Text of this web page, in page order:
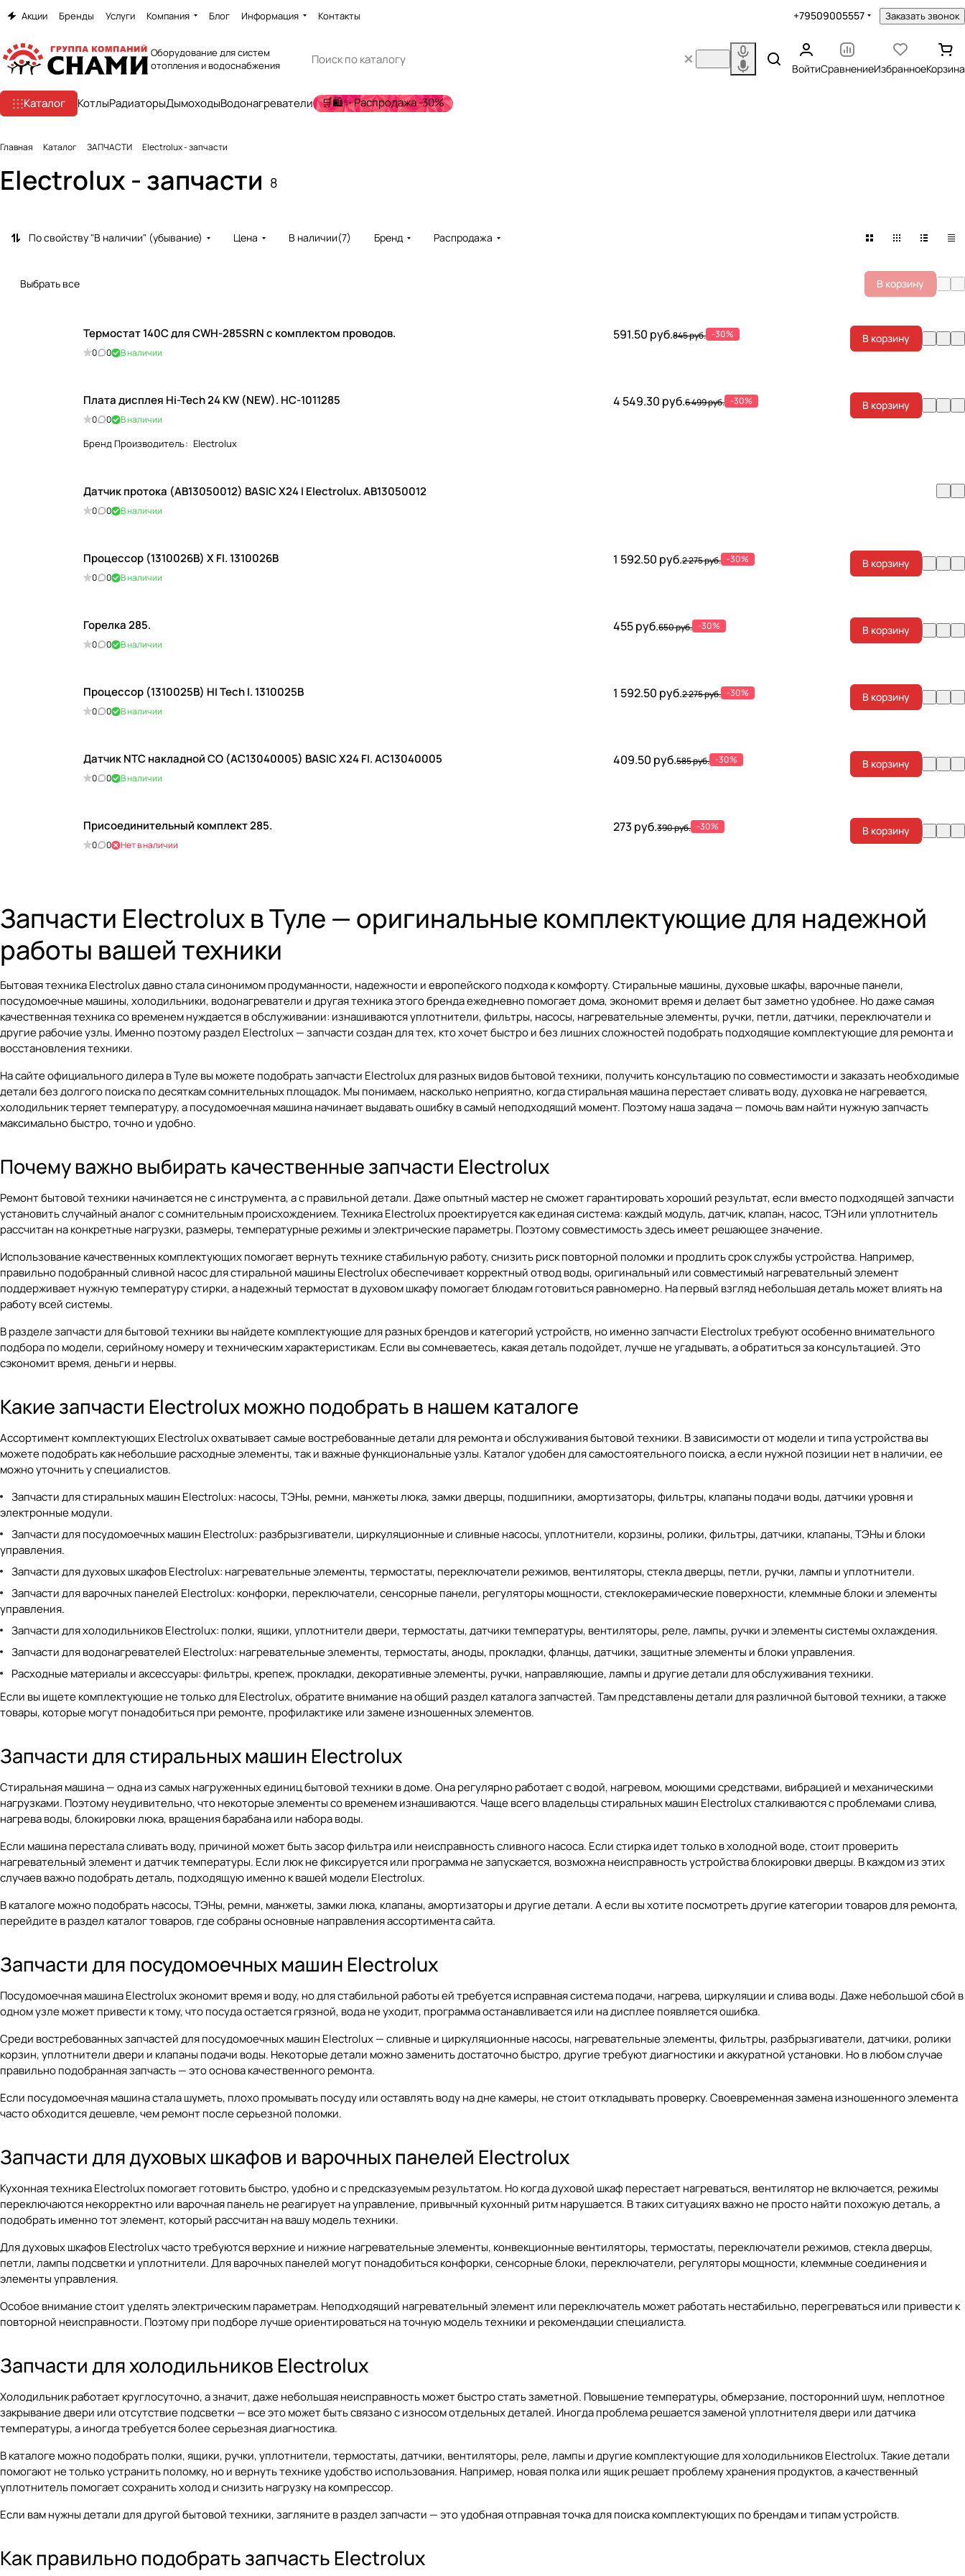
Акции Бренды Услуги Компания Блог Информация Контакты +79509005557 Заказать звонок
Оборудование для систем
отопления и водоснабжения
ВойтиСравнениеИзбранноеКорзина
Каталог КотлыРадиаторыДымоходыВодонагреватели 🛒🛍️✨ Распродажа -30%
Главная Каталог ЗАПЧАСТИ Electrolux - запчасти
Electrolux - запчасти 8
По свойству "В наличии" (убывание) Цена В наличии(7) Бренд Распродажа
Выбрать все В корзину
Термостат 140С для CWH-285SRN с комплектом проводов.
0 0 В наличии
591.50 руб.845 руб. -30% В корзину
Плата дисплея Hi-Tech 24 KW (NEW). HC-1011285
0 0 В наличии
4 549.30 руб.6 499 руб. -30% В корзину
Бренд Производитель: Electrolux
Датчик протока (АВ13050012) BASIC X24 I Electrolux. АВ13050012
0 0 В наличии
Процессор (1310026В) X FI. 1310026В
0 0 В наличии
1 592.50 руб.2 275 руб. -30% В корзину
Горелка 285.
0 0 В наличии
455 руб.650 руб. -30% В корзину
Процессор (1310025В) HI Tech I. 1310025В
0 0 В наличии
1 592.50 руб.2 275 руб. -30% В корзину
Датчик NTC накладной СО (AC13040005) BASIC X24 FI. AC13040005
0 0 В наличии
409.50 руб.585 руб. -30% В корзину
Присоединительный комплект 285.
0 0 Нет в наличии
273 руб.390 руб. -30% В корзину
Запчасти Electrolux в Туле — оригинальные комплектующие для надежной
работы вашей техники
Бытовая техника Electrolux давно стала синонимом продуманности, надежности и европейского подхода к комфорту. Стиральные машины, духовые шкафы, варочные панели,
посудомоечные машины, холодильники, водонагреватели и другая техника этого бренда ежедневно помогает дома, экономит время и делает быт заметно удобнее. Но даже самая
качественная техника со временем нуждается в обслуживании: изнашиваются уплотнители, фильтры, насосы, нагревательные элементы, ручки, петли, датчики, переключатели и
другие рабочие узлы. Именно поэтому раздел Electrolux — запчастисоздан для тех, кто хочет быстро и без лишних сложностей подобрать подходящие комплектующие для ремонта и
восстановления техники.
На сайте официального дилера в Туле вы можете подобрать запчасти Electrolux для разных видов бытовой техники, получить консультацию по совместимости и заказать необходимые
детали без долгого поиска по десяткам сомнительных площадок. Мы понимаем, насколько неприятно, когда стиральная машина перестает сливать воду, духовка не нагревается,
холодильник теряет температуру, а посудомоечная машина начинает выдавать ошибку в самый неподходящий момент. Поэтому наша задача — помочь вам найти нужную запчасть
максимально быстро, точно и удобно.
Почему важно выбирать качественные запчасти Electrolux
Ремонт бытовой техники начинается не с инструмента, а с правильной детали. Даже опытный мастер не сможет гарантировать хороший результат, если вместо подходящей запчасти
установить случайный аналог с сомнительным происхождением. Техника Electrolux проектируется как единая система: каждый модуль, датчик, клапан, насос, ТЭН или уплотнитель
рассчитан на конкретные нагрузки, размеры, температурные режимы и электрические параметры. Поэтому совместимость здесь имеет решающее значение.
Использование качественных комплектующих помогает вернуть технике стабильную работу, снизить риск повторной поломки и продлить срок службы устройства. Например,
правильно подобранный сливной насос для стиральной машины Electrolux обеспечивает корректный отвод воды, оригинальный или совместимый нагревательный элемент
поддерживает нужную температуру стирки, а надежный термостат в духовом шкафу помогает блюдам готовиться равномерно. На первый взгляд небольшая деталь может влиять на
работу всей системы.
В разделезапчасти для бытовой техники вы найдете комплектующие для разных брендов и категорий устройств, но именно запчасти Electrolux требуют особенно внимательного
подбора по модели, серийному номеру и техническим характеристикам. Если вы сомневаетесь, какая деталь подойдет, лучше не угадывать, а обратиться за консультацией. Это
сэкономит время, деньги и нервы.
Какие запчасти Electrolux можно подобрать в нашем каталоге
Ассортимент комплектующих Electrolux охватывает самые востребованные детали для ремонта и обслуживания бытовой техники. В зависимости от модели и типа устройства вы
можете подобрать как небольшие расходные элементы, так и важные функциональные узлы. Каталог удобен для самостоятельного поиска, а если нужной позиции нет в наличии, ее
можно уточнить у специалистов.
Запчасти для стиральных машин Electrolux: насосы, ТЭНы, ремни, манжеты люка, замки дверцы, подшипники, амортизаторы, фильтры, клапаны подачи воды, датчики уровня и
электронные модули.
Запчасти для посудомоечных машин Electrolux: разбрызгиватели, циркуляционные и сливные насосы, уплотнители, корзины, ролики, фильтры, датчики, клапаны, ТЭНы и блоки
управления.
Запчасти для духовых шкафов Electrolux: нагревательные элементы, термостаты, переключатели режимов, вентиляторы, стекла дверцы, петли, ручки, лампы и уплотнители.
Запчасти для варочных панелей Electrolux: конфорки, переключатели, сенсорные панели, регуляторы мощности, стеклокерамические поверхности, клеммные блоки и элементы
управления.
Запчасти для холодильников Electrolux: полки, ящики, уплотнители двери, термостаты, датчики температуры, вентиляторы, реле, лампы, ручки и элементы системы охлаждения.
Запчасти для водонагревателей Electrolux: нагревательные элементы, термостаты, аноды, прокладки, фланцы, датчики, защитные элементы и блоки управления.
Расходные материалы и аксессуары: фильтры, крепеж, прокладки, декоративные элементы, ручки, направляющие, лампы и другие детали для обслуживания техники.
Если вы ищете комплектующие не только для Electrolux, обратите внимание на общий раздел каталога запчастей. Там представлены детали для различной бытовой техники, а также
товары, которые могут понадобиться при ремонте, профилактике или замене изношенных элементов.
Запчасти для стиральных машин Electrolux
Стиральная машина — одна из самых нагруженных единиц бытовой техники в доме. Она регулярно работает с водой, нагревом, моющими средствами, вибрацией и механическими
нагрузками. Поэтому неудивительно, что некоторые элементы со временем изнашиваются. Чаще всего владельцы стиральных машин Electrolux сталкиваются с проблемами слива,
нагрева воды, блокировки люка, вращения барабана или набора воды.
Если машина перестала сливать воду, причиной может быть засор фильтра или неисправность сливного насоса. Если стирка идет только в холодной воде, стоит проверить
нагревательный элемент и датчик температуры. Если люк не фиксируется или программа не запускается, возможна неисправность устройства блокировки дверцы. В каждом из этих
случаев важно подобрать деталь, подходящую именно к вашей модели Electrolux.
В каталоге можно подобрать насосы, ТЭНы, ремни, манжеты, замки люка, клапаны, амортизаторы и другие детали. А если вы хотите посмотреть другие категории товаров для ремонта,
перейдите в раздел каталог товаров, где собраны основные направления ассортимента сайта.
Запчасти для посудомоечных машин Electrolux
Посудомоечная машина Electrolux экономит время и воду, но для стабильной работы ей требуется исправная система подачи, нагрева, циркуляции и слива воды. Даже небольшой сбой в
одном узле может привести к тому, что посуда остается грязной, вода не уходит, программа останавливается или на дисплее появляется ошибка.
Среди востребованных запчастей для посудомоечных машин Electrolux — сливные и циркуляционные насосы, нагревательные элементы, фильтры, разбрызгиватели, датчики, ролики
корзин, уплотнители двери и клапаны подачи воды. Некоторые детали можно заменить достаточно быстро, другие требуют диагностики и аккуратной установки. Но в любом случае
правильно подобранная запчасть — это основа качественного ремонта.
Если посудомоечная машина стала шуметь, плохо промывать посуду или оставлять воду на дне камеры, не стоит откладывать проверку. Своевременная замена изношенного элемента
часто обходится дешевле, чем ремонт после серьезной поломки.
Запчасти для духовых шкафов и варочных панелей Electrolux
Кухонная техника Electrolux помогает готовить быстро, удобно и с предсказуемым результатом. Но когда духовой шкаф перестает нагреваться, вентилятор не включается, режимы
переключаются некорректно или варочная панель не реагирует на управление, привычный кухонный ритм нарушается. В таких ситуациях важно не просто найти похожую деталь, а
подобрать именно тот элемент, который рассчитан на вашу модель техники.
Для духовых шкафов Electrolux часто требуются верхние и нижние нагревательные элементы, конвекционные вентиляторы, термостаты, переключатели режимов, стекла дверцы,
петли, лампы подсветки и уплотнители. Для варочных панелей могут понадобиться конфорки, сенсорные блоки, переключатели, регуляторы мощности, клеммные соединения и
элементы управления.
Особое внимание стоит уделять электрическим параметрам. Неподходящий нагревательный элемент или переключатель может работать нестабильно, перегреваться или привести к
повторной неисправности. Поэтому при подборе лучше ориентироваться на точную модель техники и рекомендации специалиста.
Запчасти для холодильников Electrolux
Холодильник работает круглосуточно, а значит, даже небольшая неисправность может быстро стать заметной. Повышение температуры, обмерзание, посторонний шум, неплотное
закрывание двери или отсутствие подсветки — все это может быть связано с износом отдельных деталей. Иногда проблема решается заменой уплотнителя двери или датчика
температуры, а иногда требуется более серьезная диагностика.
В каталоге можно подобрать полки, ящики, ручки, уплотнители, термостаты, датчики, вентиляторы, реле, лампы и другие комплектующие для холодильников Electrolux. Такие детали
помогают не только устранить поломку, но и вернуть технике удобство использования. Например, новая полка или ящик решает проблему хранения продуктов, а качественный
уплотнитель помогает сохранить холод и снизить нагрузку на компрессор.
Если вам нужны детали для другой бытовой техники, загляните в разделзапчасти — это удобная отправная точка для поиска комплектующих по брендам и типам устройств.
Как правильно подобрать запчасть Electrolux